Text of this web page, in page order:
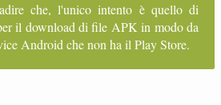
che, l'unico intento è quello di
il download di file APK in modo da
Android che non ha il Play Store.